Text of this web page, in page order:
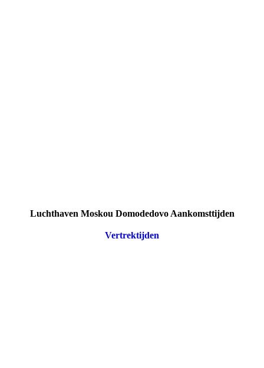
Luchthaven Moskou Domodedovo Aankomsttijden
Vertrektijden